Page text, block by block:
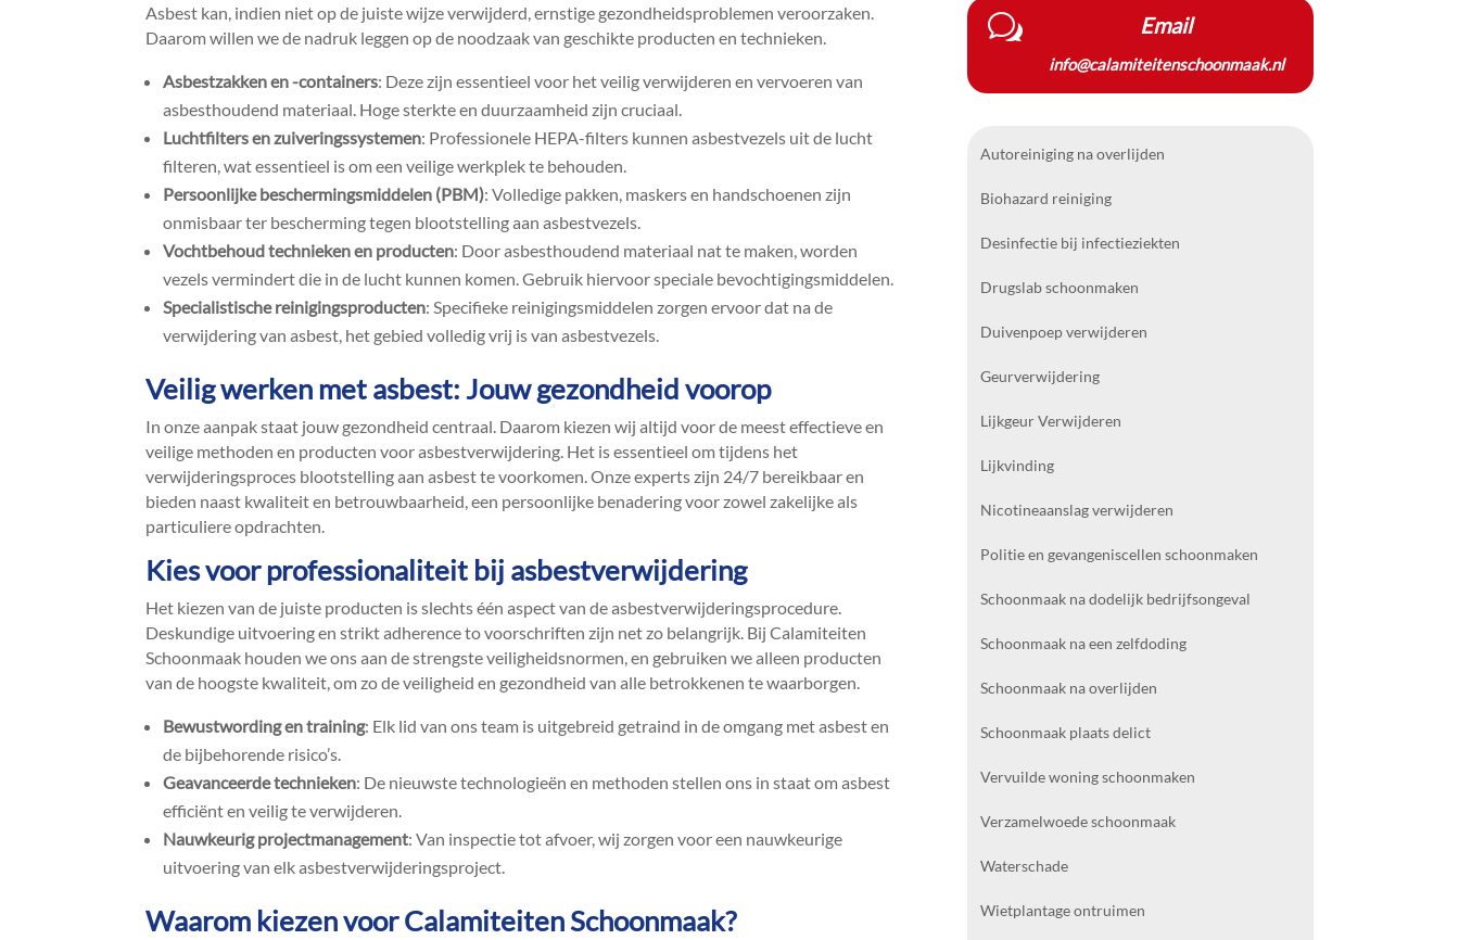
Asbest kan, indien niet op de juiste wijze verwijderd, ernstige gezondheidsproblemen veroorzaken.​
Daarom willen we de nadruk leggen op de noodzaak van geschikte producten en technieken.​
Asbestzakken en -containers: Deze zijn essentieel voor het veilig verwijderen en vervoeren van
asbesthoudend materiaal.​ Hoge sterkte en duurzaamheid zijn cruciaal.​
Luchtfilters en zuiveringssystemen: Professionele HEPA-filters kunnen asbestvezels uit de lucht
filteren, wat essentieel is om een veilige werkplek te behouden.​
Persoonlijke beschermingsmiddelen (PBM): Volledige pakken, maskers en handschoenen zijn
onmisbaar ter bescherming tegen blootstelling aan asbestvezels.​
Vochtbehoud technieken en producten: Door asbesthoudend materiaal nat te maken, worden
vezels vermindert die in de lucht kunnen komen.​ Gebruik hiervoor speciale bevochtigingsmiddelen.​
Specialistische reinigingsproducten: Specifieke reinigingsmiddelen zorgen ervoor dat na de
verwijdering van asbest, het gebied volledig vrij is van asbestvezels.​
Veilig werken met asbest: Jouw gezondheid voorop
In onze aanpak staat jouw gezondheid centraal.​ Daarom kiezen wij altijd voor de meest effectieve en
veilige methoden en producten voor asbestverwijdering.​ Het is essentieel om tijdens het
verwijderingsproces blootstelling aan asbest te voorkomen.​ Onze experts zijn 24/7 bereikbaar en
bieden naast kwaliteit en betrouwbaarheid, een persoonlijke benadering voor zowel zakelijke als
particuliere opdrachten.​
Kies voor professionaliteit bij asbestverwijdering
Het kiezen van de juiste producten is slechts één aspect van de asbestverwijderingsprocedure.​
Deskundige uitvoering en strikt adherence to voorschriften zijn net zo belangrijk.​ Bij Calamiteiten
Schoonmaak houden we ons aan de strengste veiligheidsnormen, en gebruiken we alleen producten
van de hoogste kwaliteit, om zo de veiligheid en gezondheid van alle betrokkenen te waarborgen.​
Bewustwording en training: Elk lid van ons team is uitgebreid getraind in de omgang met asbest en
de bijbehorende risico’s.​
Geavanceerde technieken: De nieuwste technologieën en methoden stellen ons in staat om asbest
efficiënt en veilig te verwijderen.​
Nauwkeurig projectmanagement: Van inspectie tot afvoer, wij zorgen voor een nauwkeurige
uitvoering van elk asbestverwijderingsproject.​
Waarom kiezen voor Calamiteiten Schoonmaak?
w Email
info@calamiteitenschoonmaak.nl
Autoreiniging na overlijden
Biohazard reiniging
Desinfectie bij infectieziekten
Drugslab schoonmaken
Duivenpoep verwijderen
Geurverwijdering
Lijkgeur Verwijderen
Lijkvinding
Nicotineaanslag verwijderen
Politie en gevangeniscellen schoonmaken
Schoonmaak na dodelijk bedrijfsongeval
Schoonmaak na een zelfdoding
Schoonmaak na overlijden
Schoonmaak plaats delict
Vervuilde woning schoonmaken
Verzamelwoede schoonmaak
Waterschade
Wietplantage ontruimen